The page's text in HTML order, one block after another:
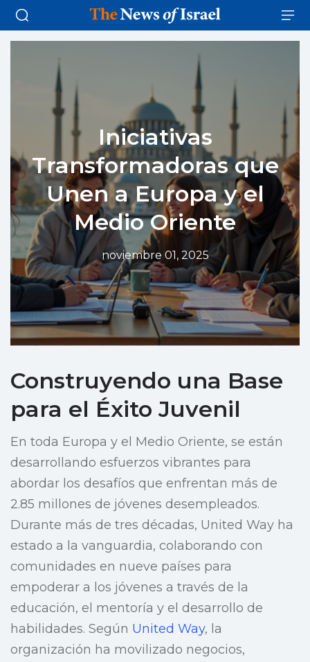
Iniciativas
Transformadoras que
Unen a Europa y el
Medio Oriente
noviembre 01, 2025
Construyendo una Base
para el Éxito Juvenil
En toda Europa y el Medio Oriente, se están
desarrollando esfuerzos vibrantes para
abordar los desafíos que enfrentan más de
2.85 millones de jóvenes desempleados.
Durante más de tres décadas, United Way ha
estado a la vanguardia, colaborando con
comunidades en nueve países para
empoderar a los jóvenes a través de la
educación, el mentoría y el desarrollo de
habilidades. Según United Way, la
organización ha movilizado negocios,